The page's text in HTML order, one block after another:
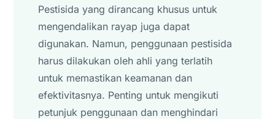
Pestisida yang dirancang khusus untuk
mengendalikan rayap juga dapat
digunakan. Namun, penggunaan pestisida
harus dilakukan oleh ahli yang terlatih
untuk memastikan keamanan dan
efektivitasnya. Penting untuk mengikuti
petunjuk penggunaan dan menghindari